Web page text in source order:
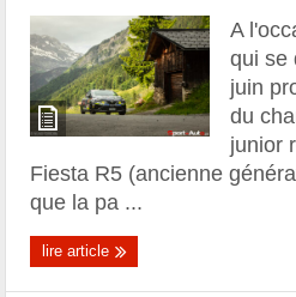
A
qui se
juin
du
junior
Fiesta R5 (ancienne
que la pa ...
lire article